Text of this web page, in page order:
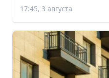
17:45, 3 августа